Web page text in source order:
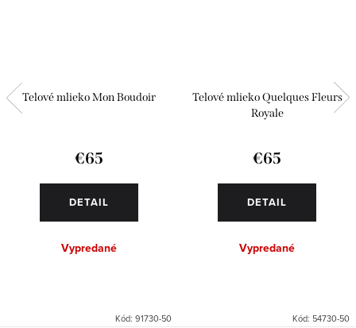
Telové mlieko Mon Boudoir
€65
DETAIL
Vypredané
Kód: 91730-50
Telové mlieko Quelques Fleurs
Royale
€65
DETAIL
Vypredané
Kód: 54730-50